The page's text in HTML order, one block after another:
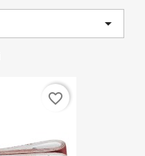

favorite_border